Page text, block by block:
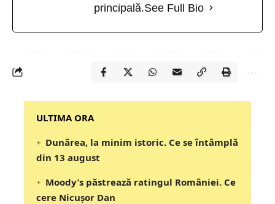
principală.See Full Bio
‎‎‎‎‎‎‎ULTIMA ORA
Dunărea, la minim istoric. Ce se întâmplă
din 13 august
Moody’s păstrează ratingul României. Ce
cere Nicușor Dan